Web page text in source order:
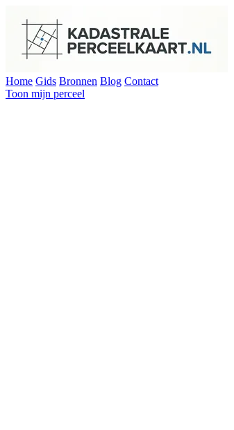
Home Gids Bronnen Blog Contact
Toon mijn perceel